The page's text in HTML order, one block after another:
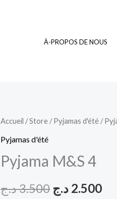
À-PROPOS DE NOUS
Accueil /Store /Pyjamas d'été /
Pyjamas d'été
Pyjama M&S 4
3.500د.ج
Le
initial
était :2.500 د.ج
Le
est :
quantité
de
M&S